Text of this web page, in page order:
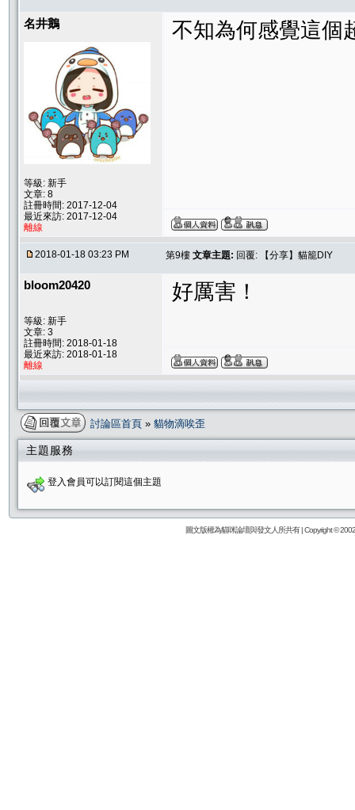
名井鵝
等級: 新手
文章: 8
註冊時間: 2017-12-04
最近來訪: 2017-12-04
離線
不知為何感覺這個
2018-01-18 03:23 PM 第9樓 文章主題: 回覆: 【分享】貓籠DIY
bloom20420
等級: 新手
文章: 3
註冊時間: 2018-01-18
最近來訪: 2018-01-18
離線
好厲害！
討論區首頁 » 貓物滴唉歪
主題服務
登入會員可以訂閱這個主題
圖文版權為貓咪論壇與發文人所共有 | Copyright ©